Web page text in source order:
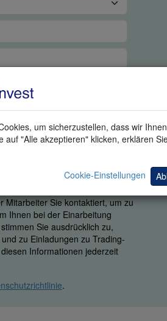
um sicherzustellen, dass wir
auf "Alle akzeptieren" klicken, erklären
Cookie-Einstellungen
wichtig zu erfahren, ob Sie in
Durch Angabe Ihrer
Mitarbeiter Sie kontaktiert, um zu
Ihnen bei der Einarbeitung
Sie ausdrücklich zu,
zu Einladungen zu Trading-
Informationen jederzeit
.